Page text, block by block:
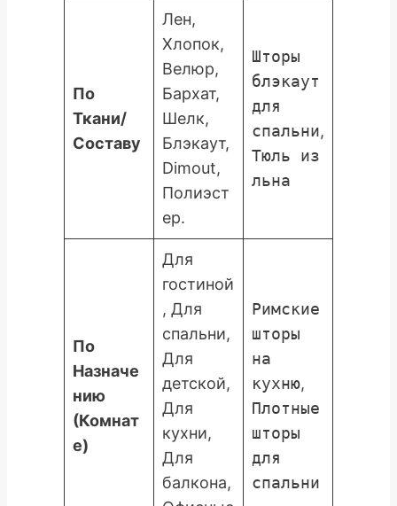
По
Ткани/
Составу
Лен,
Хлопок,
Велюр,
Бархат,
Шелк,
Блэкаут,
Dimout,
Полиэст
ер.
Шторы
блэкаут
для
спальни,
Тюль из
льна
По
Назначе
нию
(Комнат
е)
Для
гостиной
, Для
спальни,
Для
детской,
Для
кухни,
Для
балкона,
Римские
шторы
на
кухню,
Плотные
шторы
для
спальни